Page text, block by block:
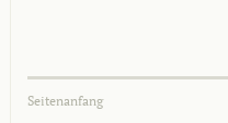
Seitenanfang